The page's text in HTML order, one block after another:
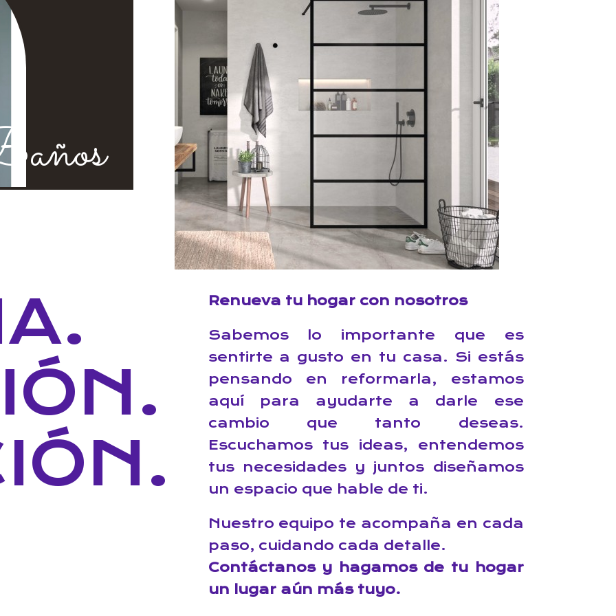
Renueva tu hogar con nosotros
Sabemos lo importante que es
sentirte a gusto en tu casa. Si estás
pensando en reformarla, estamos
aquí para ayudarte a darle ese
cambio que tanto deseas.
Escuchamos tus ideas, entendemos
tus necesidades y juntos diseñamos
un espacio que hable de ti.
Nuestro equipo te acompaña en cada
paso, cuidando cada detalle.
Contáctanos y hagamos de tu hogar
un lugar aún más tuyo.